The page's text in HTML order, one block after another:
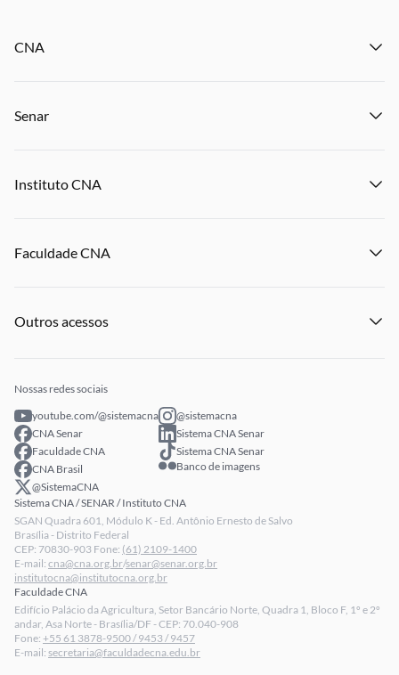
CNA
Senar
Instituto CNA
Faculdade CNA
Outros acessos
Política de Privacidade
LGPD - Lei Geral de Proteção de Dados
Relatórios de Transparência Salarial da CNA
Nossas redes sociais
youtube.com/@sistemacna
CNA Senar
Faculdade CNA
CNA Brasil
@SistemaCNA
@sistemacna
Sistema CNA Senar
Sistema CNA Senar
Banco de imagens
Sistema CNA / SENAR / Instituto CNA
SGAN Quadra 601, Módulo K - Ed. Antônio Ernesto de Salvo
Brasília - Distrito Federal
CEP: 70830-903 Fone: (61) 2109-1400
E-mail: cna@cna.org.br/senar@senar.org.br
institutocna@institutocna.org.br
Faculdade CNA
Edifício Palácio da Agricultura, Setor Bancário Norte, Quadra 1, Bloco F, 1º e 2º
andar, Asa Norte - Brasília/DF - CEP: 70.040-908
Fone: +55 61 3878-9500 / 9453 / 9457
E-mail: secretaria@faculdadecna.edu.br